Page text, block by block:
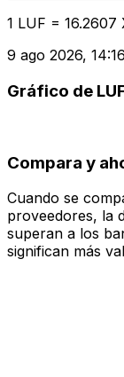
1 LUF = 16.2607
9 ago 2026,
Gráfico de
Compara y
Cuando se
proveedores, la
superan a los
significan más